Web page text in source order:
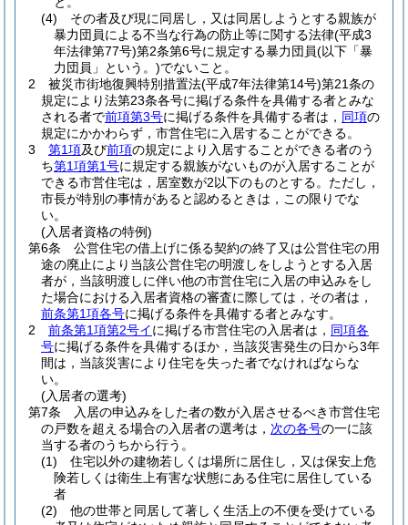
(4)
その者及び現に同居し，又は同居しようとする親族が
暴力団員による不当な行為の防止等に関する法律(平成3
年法律第77号)第2条第6号に規定する暴力団員(以下「暴
力団員」という。)でないこと。
2
被災市街地復興特別措置法(平成7年法律第14号)第21条の
規定により法第23条各号に掲げる条件を具備する者とみな
される者で前項第3号に掲げる条件を具備する者は， 同項の
規定にかかわらず，市営住宅に入居することができる。
3
第1項及び前項の規定により入居することができる者のう
ち第1項第1号に規定する親族がないものが入居することが
できる市営住宅は，居室数が2以下のものとする。 ただし，
市長が特別の事情があると認めるときは，この限りでな
い。
(入居者資格の特例)
第6条
公営住宅の借上げに係る契約の終了又は公営住宅の用
途の廃止により当該公営住宅の明渡しをしようとする入居
者が，当該明渡しに伴い他の市営住宅に入居の申込みをし
た場合における入居者資格の審査に際しては，その者は，
前条第1項各号に掲げる条件を具備する者とみなす。
2
前条第1項第2号イに掲げる市営住宅の入居者は， 同項各
号に掲げる条件を具備するほか，当該災害発生の日から3年
間は，当該災害により住宅を失った者でなければならな
い。
(入居者の選考)
第7条
入居の申込みをした者の数が入居させるべき市営住宅
の戸数を超える場合の入居者の選考は， 次の各号の一に該
当する者のうちから行う。
(1)
住宅以外の建物若しくは場所に居住し，又は保安上危
険若しくは衛生上有害な状態にある住宅に居住している
者
(2)
他の世帯と同居して著しく生活上の不便を受けている